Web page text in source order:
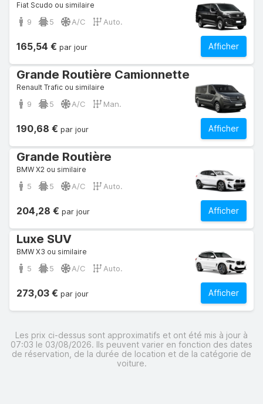
Fiat Scudo ou similaire
9 5 A/C Auto.
Afficher
165,54 € par jour
Grande Routière Camionnette
Renault Trafic ou similaire
9 5 A/C Man.
Afficher
190,68 € par jour
Grande Routière
BMW X2 ou similaire
5 5 A/C Auto.
Afficher
204,28 € par jour
Luxe SUV
BMW X3 ou similaire
5 5 A/C Auto.
Afficher
273,03 € par jour
Les prix ci-dessus sont approximatifs et ont été mis à jour à
07:03 le 03/08/2026. Ils peuvent varier en fonction des dates
de réservation, de la durée de location et de la catégorie de
voiture.